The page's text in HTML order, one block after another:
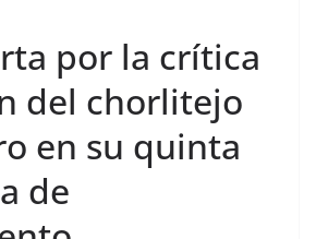
por la crítica
del chorlitejo
en su quinta
de